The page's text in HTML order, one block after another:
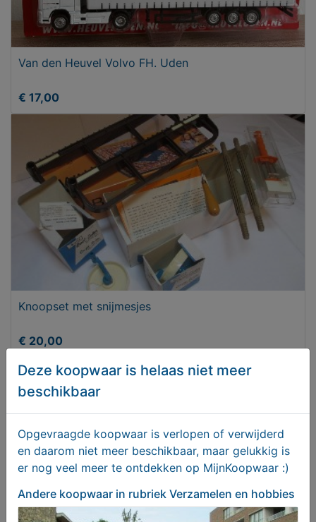
Van den Heuvel Volvo FH. Uden
€ 17,00
Knoopset met snijmesjes
€ 20,00
Deze koopwaar is helaas niet meer
beschikbaar
Opgevraagde koopwaar is verlopen of verwijderd
en daarom niet meer beschikbaar, maar gelukkig is
er nog veel meer te ontdekken op MijnKoopwaar :)
Andere koopwaar in rubriek Verzamelen en hobbies